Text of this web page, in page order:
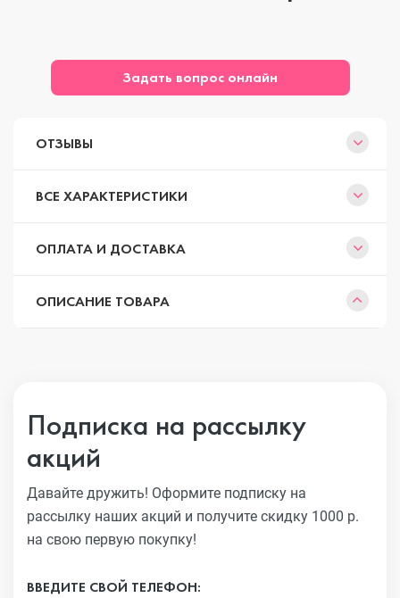
Задать вопрос онлайн
ОТЗЫВЫ
ВСЕ ХАРАКТЕРИСТИКИ
ОПЛАТА И ДОСТАВКА
ОПИСАНИЕ ТОВАРА
Подписка на рассылку
акций
Давайте дружить! Оформите подписку на
рассылку наших акций и получите скидку 1000 р.
на свою первую покупку!
ВВЕДИТЕ СВОЙ ТЕЛЕФОН: